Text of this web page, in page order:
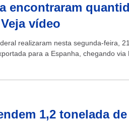
encontraram
vídeo
realizaram nesta segunda-feira,
para a Espanha, chegando via
1,2 tonelada